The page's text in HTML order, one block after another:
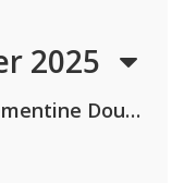
2025
Calvin Harris & Clementine Douglas